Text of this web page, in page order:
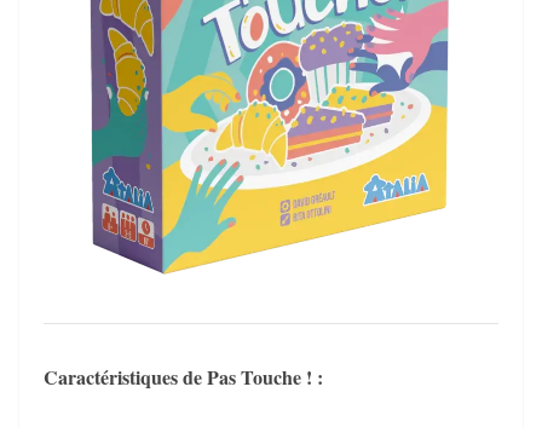
Caractéristiques de Pas Touche ! :